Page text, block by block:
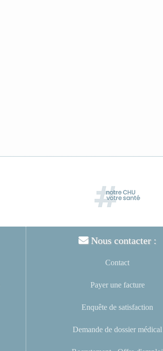
Nous contacter :
Contact
Payer une facture
Enquête de satisfaction
Demande de dossier médical